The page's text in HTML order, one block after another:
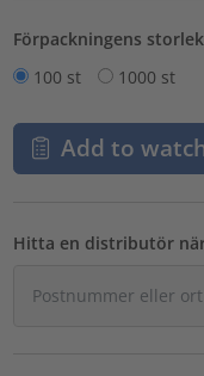
Förpackningens storlek
100 st
1000 st
Add to
Hitta en distributör